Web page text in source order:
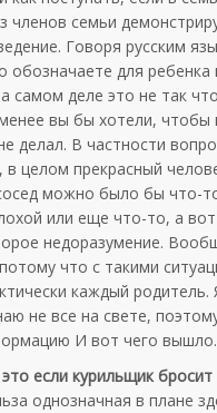
членов семьи
Говоря русским
для ребенка
самом деле это не так
вы бы хотели, чтобы
делал. В частности
целом прекрасный
можно было бы что-
или еще что-то, а
недоразумение.
что с такими
каждый
не все на свете,
И вот чего вышло.
если курильщик
однозначная в плане